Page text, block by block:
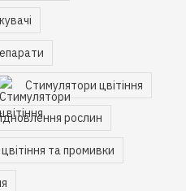
Стимулятори цвітіння
рослин
та промивки